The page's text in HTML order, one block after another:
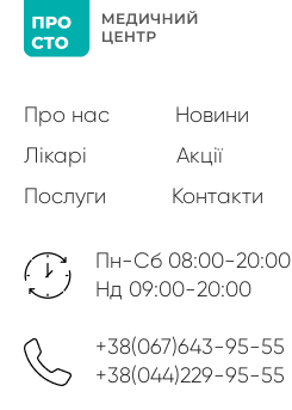
Про нас
Новини
Лікарі
Акції
Послуги
Контакти
Пн-Сб 08:00-20:00
Нд 09:00-20:00
+38(067)643-95-55
+38(044)229-95-55